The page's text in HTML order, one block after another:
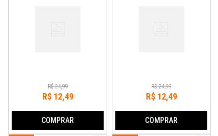
R$ 24,99
R$ 12,49
COMPRAR
R$ 24,99
R$ 12,49
COMPRAR